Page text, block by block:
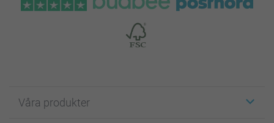
Våra produkter